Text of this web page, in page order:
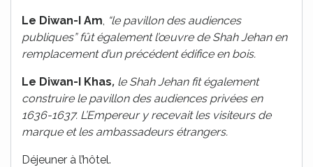
Le Diwan-I Am, “le pavillon des audiences
publiques” fût également l’œuvre de Shah Jehan en
remplacement d’un précédent édifice en bois.
Le Diwan-I Khas, le Shah Jehan fit également
construire le pavillon des audiences privées en
1636-1637. L’Empereur y recevait les visiteurs de
marque et les ambassadeurs étrangers.
Déjeuner à l’hôtel.